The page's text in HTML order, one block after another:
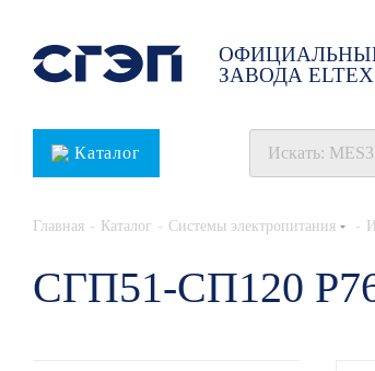
ЗАВОДА ELTEX
Каталог
Главная - Каталог - Системы электропитания -
СГП51-СП120